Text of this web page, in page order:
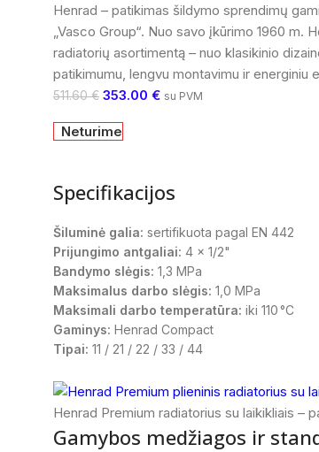
Henrad – patikimas šildymo sprendimų
„Vasco Group“. Nuo savo įkūrimo 1960
radiatorių asortimentą – nuo klasikinio
patikimumu, lengvu montavimu ir
511.60€ 353.00 € su PVM
Neturime
Specifikacijos
Šiluminė galia: sertifikuota pagal EN 442
Prijungimo antgaliai: 4 x 1/2"
Bandymo slėgis: 1,3 MPa
Maksimalus darbo slėgis: 1,0 MPa
Maksimali darbo temperatūra: iki 110 °C
Gaminys: Henrad Compact
Tipai: 11 / 21 / 22 / 33 / 44
Henrad Premium radiatorius su laikikliais –
Gamybos medžiagos ir